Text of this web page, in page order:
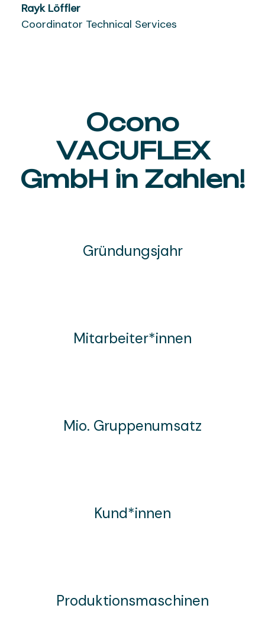
Rayk Löffler
Coordinator Technical Services
Ocono
VACUFLEX
GmbH in Zahlen!
Gründungsjahr
Mitarbeiter*innen
Mio. Gruppenumsatz
Kund*innen
Produktionsmaschinen